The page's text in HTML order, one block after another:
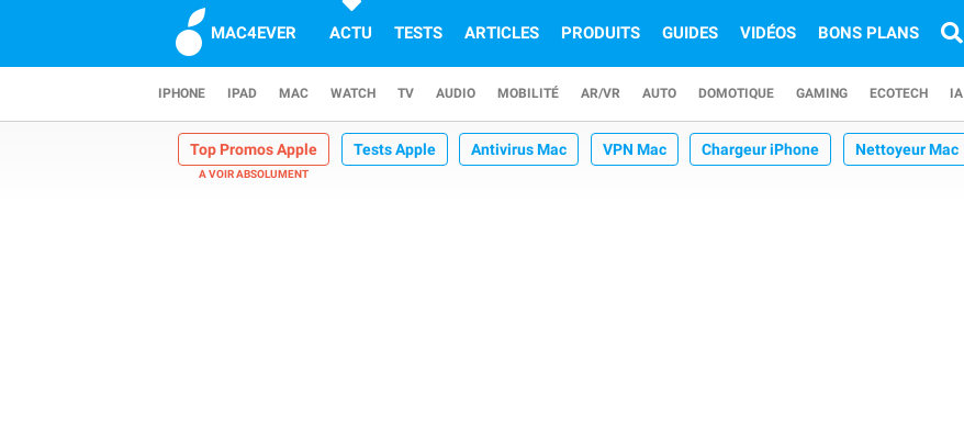
MAC4EVER ACTU TESTS ARTICLES PRODUITS GUIDES VIDÉOS BONS PLANS
IPHONE IPAD MAC WATCH TV AUDIO MOBILITÉ AR/VR AUTO DOMOTIQUE GAMING ECOTECH IA
Top Promos Apple Tests Apple Antivirus Mac VPN Mac Chargeur iPhone Nettoyeur Mac